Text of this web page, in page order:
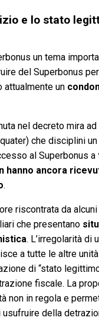
e lo stato
un tema
del Superbonus
attualmente un
nel decreto mira
che disciplini
al Superbonus a
hanno ancora
.
riscontrata da
che presentano
. L’irregolarità di
a tutte le altre
di “stato
fiscale. La
non in regola e
della